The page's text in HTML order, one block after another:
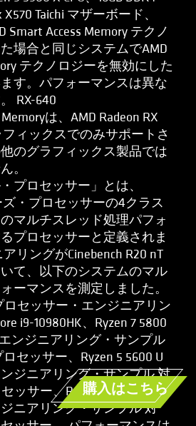
購入はこちら
Taichi マザーボード、
Smart Access Memory テクノ
場合と同じシステムでAMD
テクノロジーを無効にした
す。パフォーマンスは異な
RX-640
は、AMD Radeon RX
ィックスでのみサポートさ
のグラフィックス製品では
。
プロセッサー」とは、
ズ・プロセッサーの4クラス
マルチスレッド処理パフォ
プロセッサーと定義されま
リングがCinebench R20 nT
て、以下のシステムのマル
ーマンスを測定しました。
ロセッサー・エンジニアリン
i9-10980HK、Ryzen 7 5800
ンジニアリング・サンプル
ロセッサー、Ryzen 5 5600 U
ジニアリング・サンプル 対
セッサー、Ryzen 3 5400 U プ
ニアリング・サンプル 対